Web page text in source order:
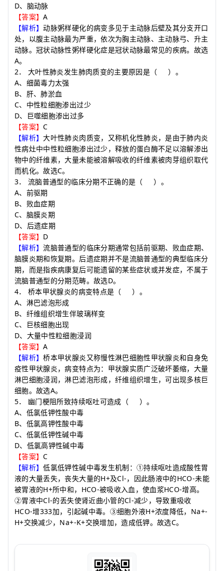
D、脑动脉
【答案】A
【解析】动脉粥样硬化的病变多见于主动脉后壁及其分支开口
处，以腹主动脉最为严重，依次为胸主动脉、主动脉弓、升主
动脉。冠状动脉性粥样硬化症是冠状动脉最常见的疾病。故选
A。
2． 大叶性肺炎发生肺肉质变的主要原因是 （ ） 。
A、细菌毒力太强
B、肝、肺淤血
C、中性粒细胞渗出过少
D、巨噬细胞渗出过多
【答案】C
【解析】大叶性肺炎肉质变，又称机化性肺炎，是由于肺内炎
性病灶中中性粒细胞渗出过少，释放的蛋白酶不足以溶解渗出
物中的纤维素，大量未能被溶解吸收的纤维素被肉芽组织取代
而机化。故选C。
3． 流脑普通型的临床分期不正确的是 （ ） 。
A、前驱期
B、败血症期
C、脑膜炎期
D、后遗症期
【答案】 D
【解析】流脑普通型的临床分期通常包括前驱期、败血症期、
脑膜炎期和恢复期。后遗症期并不是流脑普通型的典型临床分
期，而是指疾病康复后可能遗留的某些症状或并发症，不属于
流脑普通型的分期范畴。故选D。
4． 桥本甲状腺炎的病变特点是 （ ） 。
A、淋巴滤泡形成
B、纤维组织增生伴玻璃样变
C、巨核细胞出现
D、大量中性粒细胞浸润
【答案】A
【解析】桥本甲状腺炎又称慢性淋巴细胞性甲状腺炎和自身免
疫性甲状腺炎，病变特点为：甲状腺实质广泛破坏萎缩，大量
淋巴细胞浸润，淋巴滤泡形成，纤维组织增生，可出现多核巨
细胞。故选A。
5． 幽门梗阻所致持续呕吐可造成 （ ）。
A、低氯低钾性酸中毒
B、低氯高钾性酸中毒
C、低氯低钾性碱中毒
D、低氯高钾性碱中毒
【答案】C
【解析】低氯低钾性碱中毒发生机制：①持续呕吐造成酸性胃
液的大量丢失，丧失大量的H+及Cl-，因此肠液中的HCO-未能
被胃液的H+所中和， HCO-被吸收入血，使血浆HCO-增高。
②胃液中Cl-的丢失使肾近曲小管的Cl-减少，导致重吸收
HCO-增333加，引起碱中毒。③细胞外液H+浓度降低， Na+-
H+交换减少， Na+-K+交换增加，造成低钾。故选C。